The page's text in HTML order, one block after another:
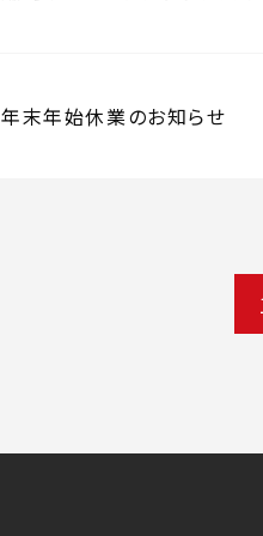
年末年始休業のお知らせ